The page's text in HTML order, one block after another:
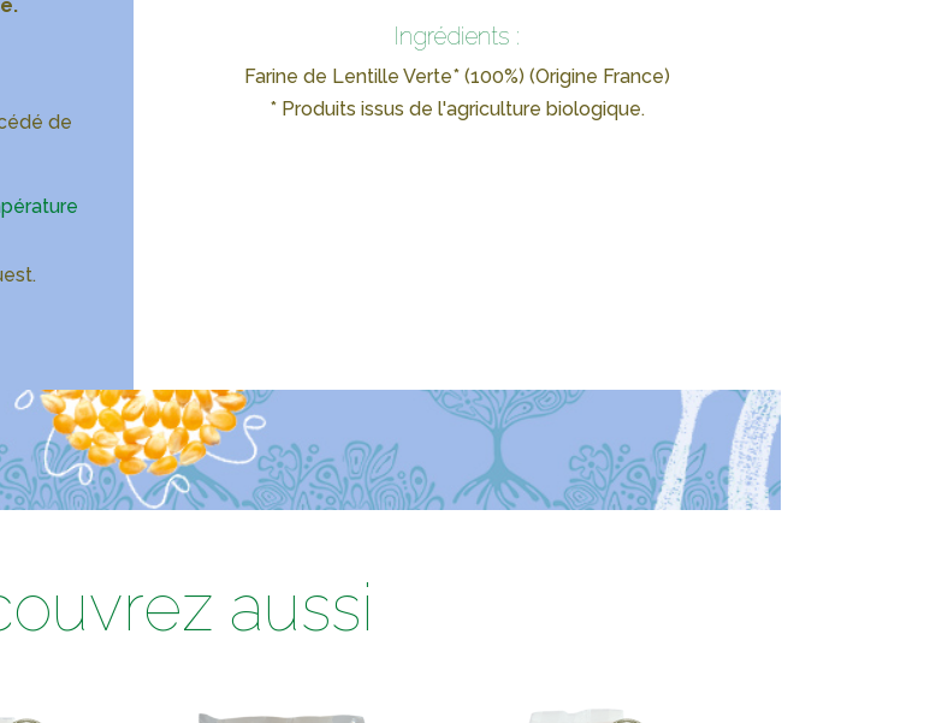
de
Ingrédients :
Farine de Lentille Verte* (100%) (Origine France)
* Produits issus de l'agriculture biologique.
aussi